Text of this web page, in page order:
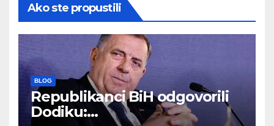
Ako ste propustili
BLOG
Republikanci BiH odgovorili
Dodiku: